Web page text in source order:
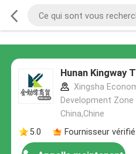
Hunan Kingway
Xingsha
Development Zone
China,Chine
5.0
Fournisseur vérifié